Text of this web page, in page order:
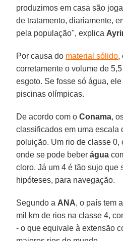
produzimos em casa são
de tratamento, diariamente,
pela população", explica
Por causa do material sólido,
corretamente o volume de
esgoto. Se fosse só água,
piscinas olímpicas.
De acordo com oConama,
classificados em uma escala
poluição. Um rio de classe
onde se pode beber água
cloro. Já um 4 é tão sujo que
hipóteses, para navegação.
Segundo a ANA, o país tem
mil km de rios na classe 4,
- o que equivale à extensão